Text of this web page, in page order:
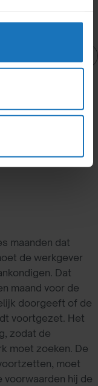
schriftelijk aan
tijdelijke
verlengd. De
pas in de
krijgt.”
maanden dat
de werkgever
Dat
maand voor de
doorgeeft of de
voortgezet. Het
zodat de
moet zoeken. De
moet
hij de